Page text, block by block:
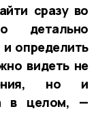
сразу во
детально
определить
видеть не
но и
в целом, —